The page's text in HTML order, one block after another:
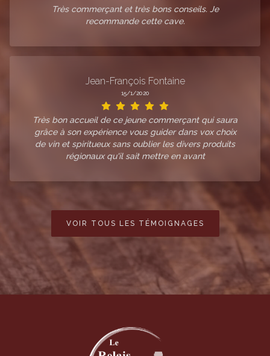
Très commerçant et très bons conseils. Je
recommande cette cave.
Jean-François Fontaine
15/1/2020
Très bon accueil de ce jeune commerçant qui saura
grâce à son expérience vous guider dans vox choix
de vin et spiritueux sans oublier les divers produits
régionaux qu'il sait mettre en avant
VOIR TOUS LES TÉMOIGNAGES